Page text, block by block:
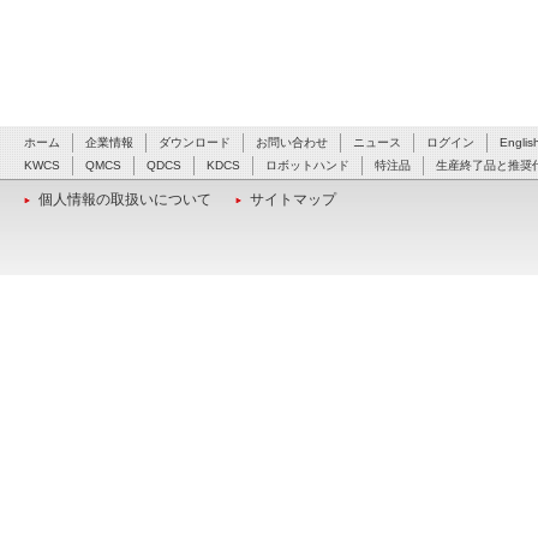
ホーム 企業情報 ダウンロード お問い合わせ ニュース ログイン
KWCS
QMCS QDCS KDCS ロボットハンド 特注品 生産終了品と推奨
個人情報の取扱いについて サイトマップ